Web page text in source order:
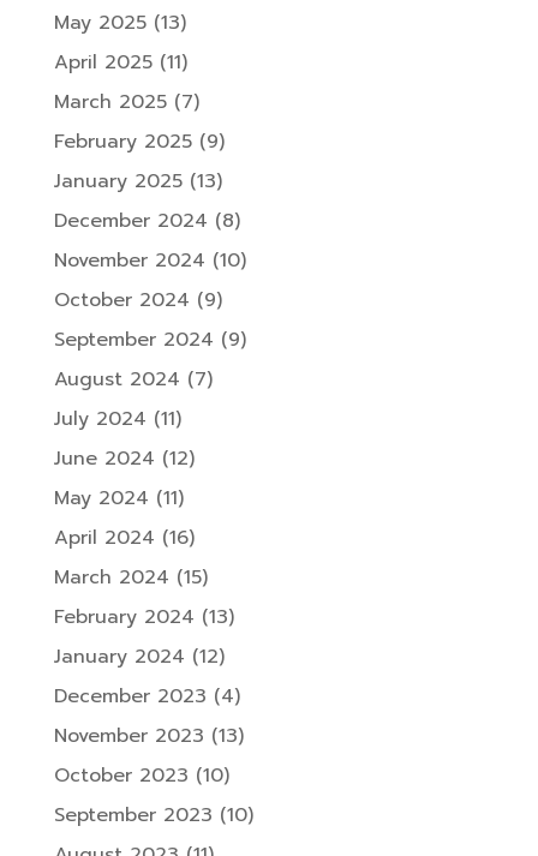
May 2025(13)
April 2025(11)
March 2025(7)
February 2025(9)
January 2025(13)
December 2024 (8)
November 2024 (10)
October 2024 (9)
September 2024 (9)
August 2024 (7)
July 2024 (11)
June 2024 (12)
May 2024 (11)
April 2024 (16)
March 2024 (15)
February 2024 (13)
January 2024 (12)
December 2023 (4)
November 2023 (13)
October 2023 (10)
September 2023 (10)